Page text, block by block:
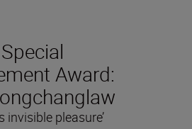
Award:
invisible pleasure’